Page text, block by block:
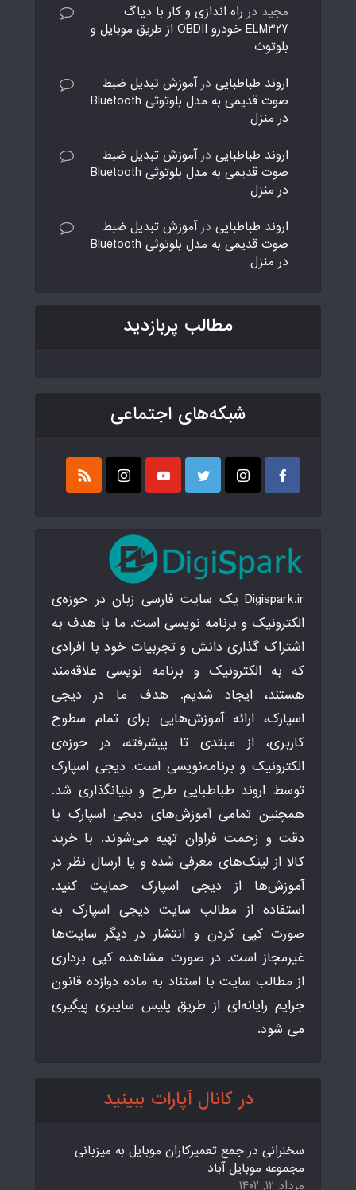
مجید در راه اندازی و کار با دیاگ
ELM327 خودرو OBDII از طریق موبایل و
بلوتوث
اروند طباطبایی در آموزش تبدیل ضبط
صوت قدیمی به مدل بلوتوثی Bluetooth
در منزل
اروند طباطبایی در آموزش تبدیل ضبط
صوت قدیمی به مدل بلوتوثی Bluetooth
در منزل
اروند طباطبایی در آموزش تبدیل ضبط
صوت قدیمی به مدل بلوتوثی Bluetooth
در منزل
مطالب پربازدید
شبکه‌های اجتماعی
Digispark.ir یک سایت فارسی زبان در حوزه‌ی
الکترونیک و برنامه نویسی است. ما با هدف به
اشتراک گذاری دانش و تجربیات خود با افرادی
که به الکترونیک و برنامه نویسی علاقه‌مند
هستند، ایجاد شدیم. هدف ما در دیجی
اسپارک، ارائه آموزش‌هایی برای تمام سطوح
کاربری، از مبتدی تا پیشرفته، در حوزه‌ی
الکترونیک و برنامه‌نویسی است. دیجی اسپارک
توسط اروند طباطبایی طرح و بنیانگذاری شد.
همچنین تمامی آموزش‌های دیجی اسپارک با
دقت و زحمت فراوان تهیه می‌شوند. با خرید
کالا از لینک‌های معرفی شده و یا ارسال نظر در
آموزش‌ها از دیجی اسپارک حمایت کنید.
استفاده از مطالب سایت دیجی اسپارک به
صورت کپی کردن و انتشار در دیگر سایت‌ها
غیرمجاز است. در صورت مشاهده کپی برداری
از مطالب سایت با استناد به ماده دوازده قانون
جرایم رایانه‌ای از طریق پلیس سایبری پیگیری
می شود.
در کانال آپارات ببینید
سخنرانی در جمع تعمیرکاران موبایل به میزبانی
مجموعه موبایل آباد